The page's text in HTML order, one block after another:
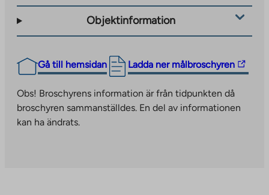
Objektinformation
Gå till hemsidan Ladda ner målbroschyren
The
takes
you
Obs! Broschyrens information är från tidpunkten då
broschyren sammanställdes. En del av informationen
kan ha ändrats.